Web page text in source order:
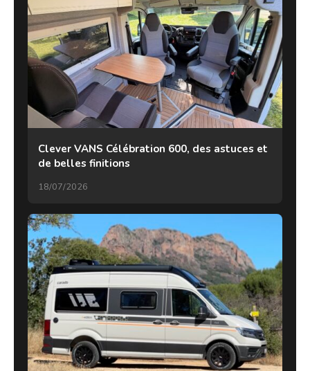
Clever VANS Célébration 600, des astuces et
de belles finitions
18/07/2026